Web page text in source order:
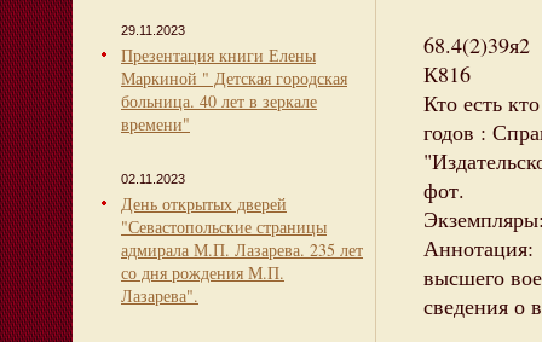
29.11.2023
Презентация книги Елены
Маркиной " Детская городская
больница. 40 лет в зеркале
времени"
02.11.2023
День открытых дверей
"Севастопольские страницы
адмирала М.П. Лазарева. 235 лет
со дня рождения М.П.
Лазарева".
68.4(2)39я2
К816
Кто есть
годов :
фот.
Аннотация:
высшего
сведения о